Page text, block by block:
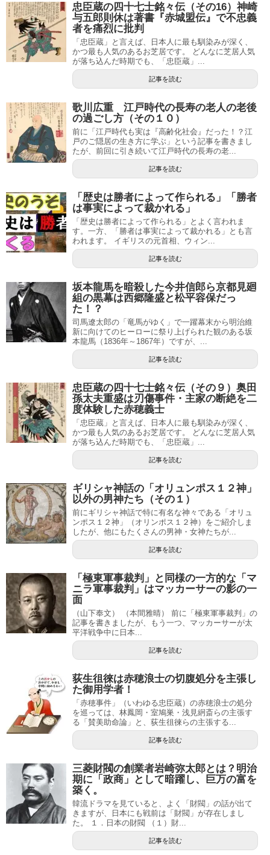
忠臣蔵の四十七士銘々伝（その16）神崎
与五郎則休は著書『赤城盟伝』で不忠義
者を痛烈に批判
「忠臣蔵」と言えば、日本人に最も馴染みが深く、
かつ最も人気のあるお芝居です。 どんなに芝居人気
が落ち込んだ時期でも、「忠臣蔵」...
記事を読む
歌川広重 江戸時代の長寿の老人の老後
の過ごし方（その１０）
前に「江戸時代も実は『高齢化社会』だった！？江
戸のご隠居の生き方に学ぶ」という記事を書きまし
たが、前回に引き続いて江戸時代の長寿の老...
記事を読む
「歴史は勝者によって作られる」「勝者
は事実によって裁かれる」
「歴史は勝者によって作られる」とよく言われま
す。一方、「勝者は事実によって裁かれる」とも言
われます。 イギリスの元首相、ウィン...
記事を読む
坂本龍馬を暗殺した今井信郎ら京都見廻
組の黒幕は西郷隆盛と松平容保だっ
た！？
司馬遼太郎の「竜馬がゆく」で一躍幕末から明治維
新に向けてのヒーローに祭り上げられた観のある坂
本龍馬（1836年～1867年）ですが、...
記事を読む
忠臣蔵の四十七士銘々伝（その９）奥田
孫太夫重盛は刃傷事件・主家の断絶を二
度体験した赤穂義士
「忠臣蔵」と言えば、日本人に最も馴染みが深く、
かつ最も人気のあるお芝居です。 どんなに芝居人気
が落ち込んだ時期でも、「忠臣蔵」...
記事を読む
ギリシャ神話の「オリュンポス１２神」
以外の男神たち（その１）
前にギリシャ神話で特に有名な神々である「オリュ
ンポス１２神」（オリンポス１２神）をご紹介しま
したが、他にもたくさんの男神・女神たちが...
記事を読む
「極東軍事裁判」と同様の一方的な「マ
ニラ軍事裁判」はマッカーサーの影の一
面
（山下奉文） （本間雅晴） 前に「極東軍事裁判」の
記事を書きましたが、もう一つ、マッカーサーが太
平洋戦争中に日本...
記事を読む
荻生徂徠は赤穂浪士の切腹処分を主張し
た御用学者！
「赤穂事件」（いわゆる忠臣蔵）の赤穂浪士の処分
を巡っては、林鳳岡・室鳩巣・浅見絅斎らの主張す
る「賛美助命論」と、荻生徂徠らの主張する...
記事を読む
三菱財閥の創業者岩崎弥太郎とは？明治
期に「政商」として暗躍し、巨万の富を
築く。
韓流ドラマを見ていると、よく「財閥」の話が出て
きますが、日本にも戦前は「財閥」が存在しまし
た。 １．日本の財閥 （１）財...
記事を読む